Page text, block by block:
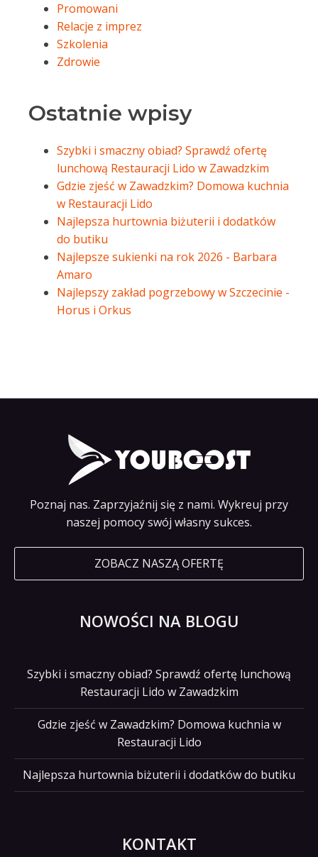
Promowani
Relacje z imprez
Szkolenia
Zdrowie
Ostatnie wpisy
Szybki i smaczny obiad? Sprawdź ofertę
lunchową Restauracji Lido w Zawadzkim
Gdzie zjeść w Zawadzkim? Domowa kuchnia
w Restauracji Lido
Najlepsza hurtownia biżuterii i dodatków
do butiku
Najlepsze sukienki na rok 2026 - Barbara
Amaro
Najlepszy zakład pogrzebowy w Szczecinie -
Horus i Orkus
Poznaj nas. Zaprzyjaźnij się z nami. Wykreuj przy
naszej pomocy swój własny sukces.
ZOBACZ NASZĄ OFERTĘ
NOWOŚCI NA BLOGU
Szybki i smaczny obiad? Sprawdź ofertę lunchową
Restauracji Lido w Zawadzkim
Gdzie zjeść w Zawadzkim? Domowa kuchnia w
Restauracji Lido
Najlepsza hurtownia biżuterii i dodatków do butiku
KONTAKT